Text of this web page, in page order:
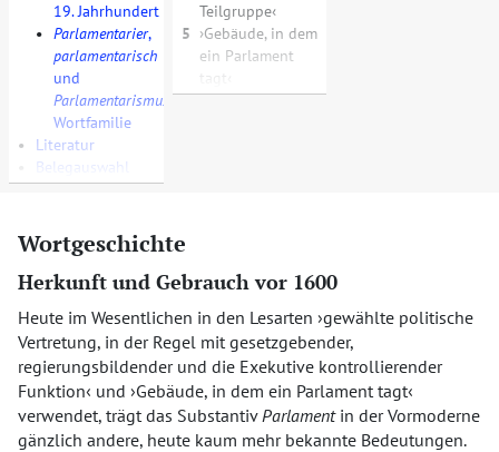
19. Jahrhundert
• Parlamentarier,
parlamentarisch
und
Parlamentarismus
Wortfamilie
•
Literatur
Belegauswahl
Teilgruppe
5
Gebäude, in dem
ein Parlament
Wortgeschichte
Herkunft und Gebrauch vor 1600
Heute im Wesentlichen in den Lesarten gewählte politische
Vertretung, in der Regel mit gesetzgebender,
regierungsbildender und die Exekutive kontrollierender
Funktion und Gebäude, in dem ein Parlament tagt
verwendet, trägt das SubstantivParlamentin der Vormoderne
gänzlich andere, heute kaum mehr bekannte Bedeutungen.